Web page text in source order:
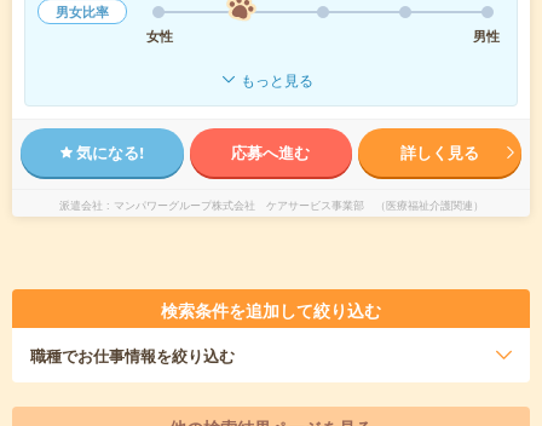
男女比率
女性
男性
もっと見る
気になる! 応募へ進む 詳しく見る
派遣会社 マンパワーグループ株式会社 ケアサービス事業部 （医療福祉介護関連）
検索条件を追加して絞り込む
職種でお仕事情報を絞り込む